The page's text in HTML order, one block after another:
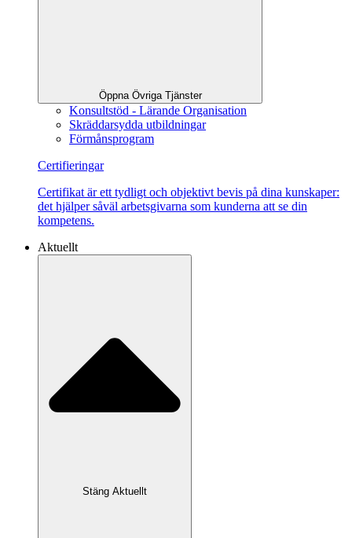
Öppna Övriga Tjänster
Konsultstöd - Lärande Organisation
Skräddarsydda utbildningar
Förmånsprogram
Certifieringar
Certifikat är ett tydligt och objektivt bevis på dina kunskaper:
det hjälper såväl arbetsgivarna som kunderna att se din
kompetens.
Aktuellt
Stäng Aktuellt